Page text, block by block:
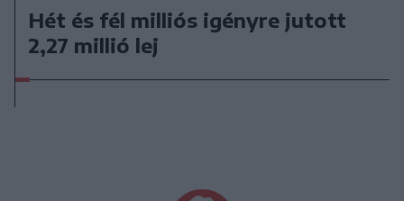
Hét és fél milliós igényre jutott
2,27 millió lej